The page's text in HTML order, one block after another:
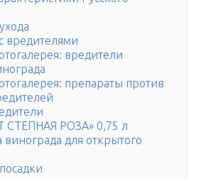
вредителями
вредители
препараты против
СТЕПНАЯ РОЗА» 0,75 л
для открытого